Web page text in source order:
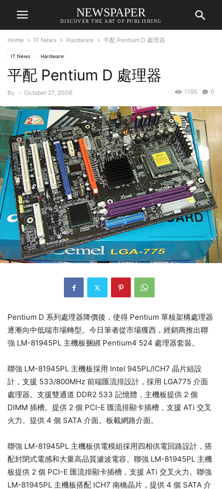
NEWSPAPER
DISCOVER THE ART OF PUBLISHING
Home IT News Hardware 平配 Pentium D 處理器
IT News Hardware
平配 Pentium D 處理器
By - October 27, 2006 0
1195
Pentium D 系列處理器降價後，使得 Pentium 單核架構處理器
逐漸向中低端市場轉型。今日筆者從市場獲西，經銷商推出聯
強 LM-81945PL 主機板捆綁 Pentium4 524 處理器套裝。
聯強 LM-81945PL 主機板採用 Intel 945PL/ICH7 晶片組設
計，支援 533/800MHz 前端匯流排設計，採用 LGA775 介面
處理器。支援雙通道 DDR2 533 記憶體，主機板提供 2 個
DIMM 插槽。提供 2 個 PCI-E 匯流排顯卡插槽，支援 ATi 交叉
火力。提供 4 個 SATA 介面。板載網路介面。
聯強 LM-81945PL 主機板供電模組採用四相供電回路設計，搭
配封閉式電感和大量高品質濾波電容。聯強 LM-81945PL 主機
板提供 2 個 PCI-E 匯流排顯卡插槽，支援 ATi 交叉火力。聯強
LM-81945PL 主機板搭配 ICH7 南橋晶片，提供 4 個 SATA 介